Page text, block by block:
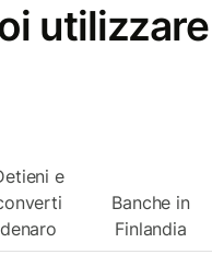
utilizzare
e
denaro
Banche in
Finlandia